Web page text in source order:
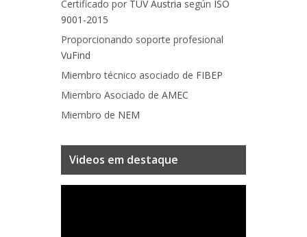
Certificado por TÜV Austria según ISO
9001-2015
Proporcionando soporte profesional
VuFind
Miembro técnico asociado de FIBEP
Miembro Asociado de AMEC
Miembro de NEM
Videos em destaque